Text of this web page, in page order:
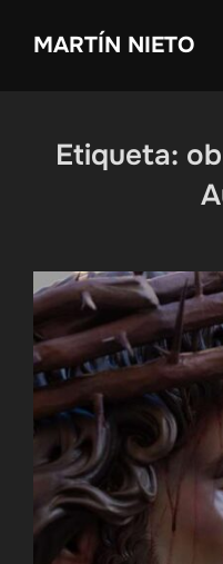
MARTÍN NIETO
Etiqueta: